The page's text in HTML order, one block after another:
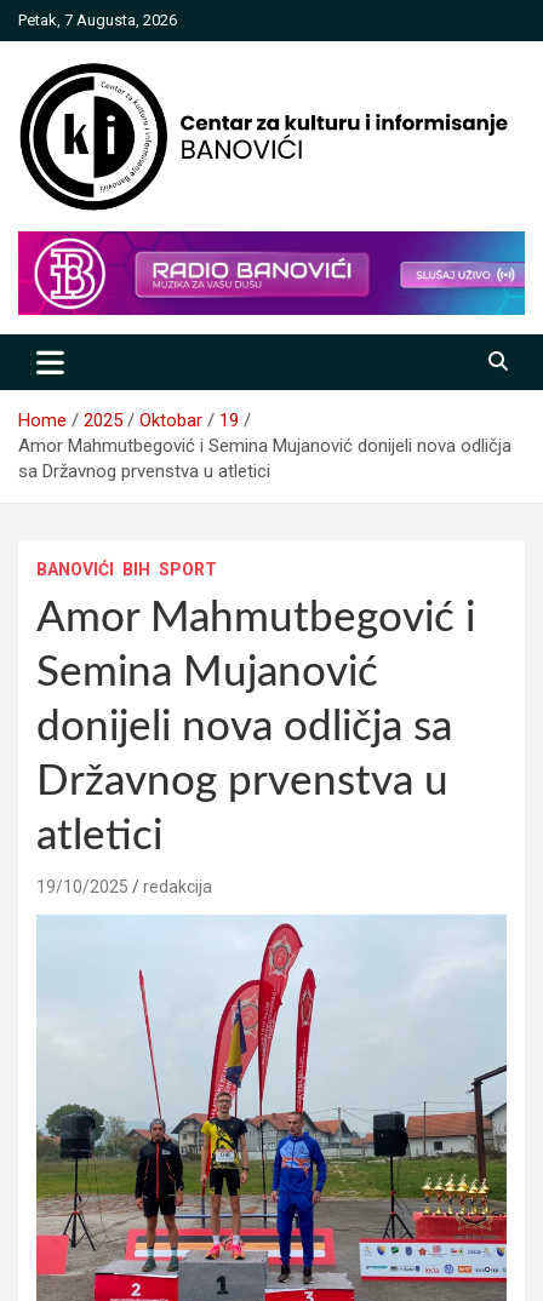
Skip
to
Petak, 7 Augusta, 2026
Centar za kulturu i informisanje
Banovići
Home 2025 Oktobar
19
Amor Mahmutbegović i Semina Mujanović donijeli nova odličja
sa Državnog prvenstva u atletici
BANOVIĆI BIH SPORT
Amor Mahmutbegović i
Semina Mujanović
donijeli nova odličja sa
Državnog prvenstva u
atletici
19/10/2025 redakcija